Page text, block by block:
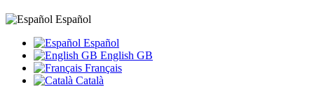
Español
Español
English GB
Français
Català